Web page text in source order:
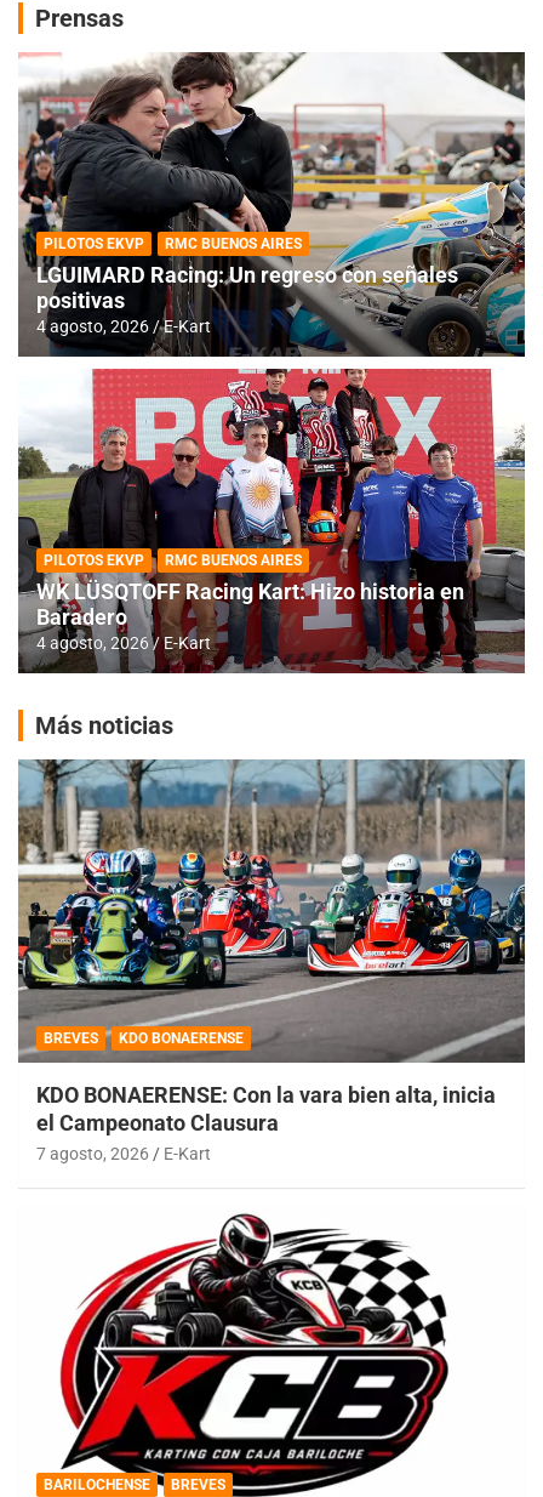
Prensas
PILOTOS EKVP RMC BUENOS AIRES
LGUIMARD Racing: Un regreso con señales
positivas
4 agosto, 2026 E-Kart
PILOTOS EKVP RMC BUENOS AIRES
WK LÜSQTOFF Racing Kart: Hizo historia en
Baradero
4 agosto, 2026 E-Kart
Más noticias
BREVES KDO BONAERENSE
KDO BONAERENSE: Con la vara bien alta, inicia
el Campeonato Clausura
7 agosto, 2026 E-Kart
BARILOCHENSE BREVES